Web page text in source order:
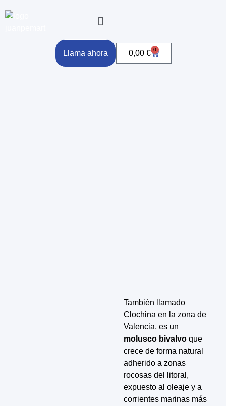
Llama ahora 0,00 € 0
También llamado
Clochina en la zona de
Valencia, es un
molusco bivalvo que
crece de forma natural
adherido a zonas
rocosas del litoral,
expuesto al oleaje y a
corrientes marinas más